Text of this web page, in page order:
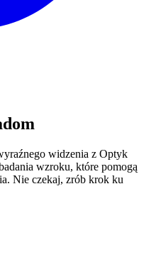
widzenia z Optyk
wzroku, które pomogą
Nie czekaj, zrób krok ku